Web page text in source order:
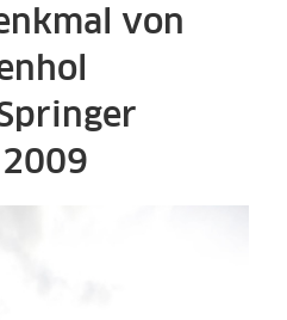
von